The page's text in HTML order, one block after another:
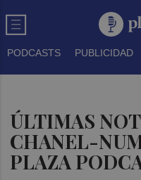
PODCASTS PUBLICIDAD
ÚLTIMAS
CHANEL-
PLAZA